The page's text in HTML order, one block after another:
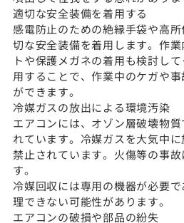
適切な安全装備を着用する
感電防止のための絶縁手袋や高
切な安全装備を着用します。作
トや保護メガネの着用も検討し
用することで、作業中のケガや
ができます。
冷媒ガスの放出による環境汚染
エアコンには、オゾン層破壊物
れています。冷媒ガスを大気中
禁止されています。火傷等の事
す。
冷媒回収には専用の機器が必要
理できない可能性があります。
エアコンの破損や部品の紛失